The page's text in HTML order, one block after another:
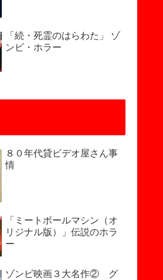
「続・死霊のはらわた」 ゾ
ンビ・ホラー
８０年代貸ビデオ屋さん事
情
「ミートボールマシン（オ
リジナル版）」伝説のホラ
ー
ゾンビ映画３大名作② グ